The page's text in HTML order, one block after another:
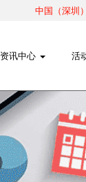
中国（深圳
资讯中心 活